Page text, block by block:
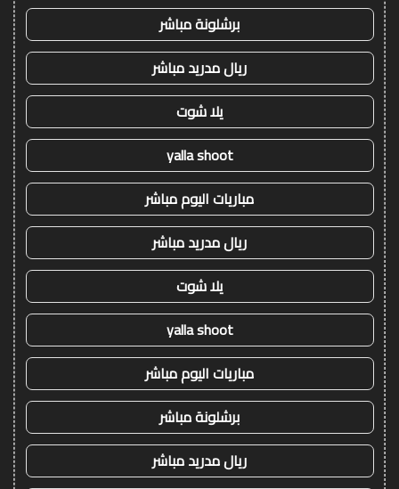
برشلونة مباشر
ريال مدريد مباشر
يلا شوت
yalla shoot
مباريات اليوم مباشر
ريال مدريد مباشر
يلا شوت
yalla shoot
مباريات اليوم مباشر
برشلونة مباشر
ريال مدريد مباشر